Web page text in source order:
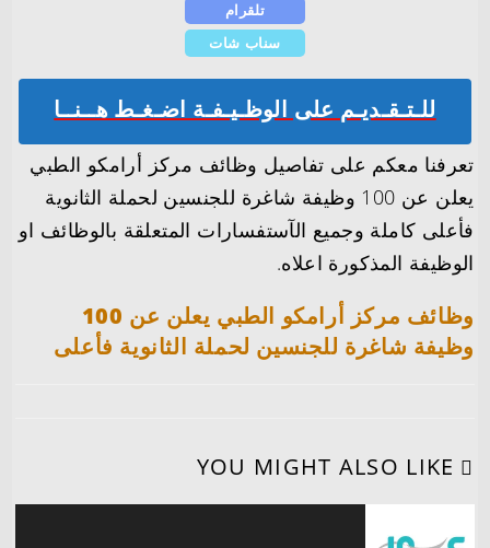
تلقرام
سناب شات
للـتـقـديـم على الوظـيـفـة اضـغـط هــنــا
تعرفنا معكم على تفاصيل وظائف مركز أرامكو الطبي
يعلن عن 100 وظيفة شاغرة للجنسين لحملة الثانوية
فأعلى كاملة وجميع الآستفسارات المتعلقة بالوظائف او
الوظيفة المذكورة اعلاه.
وظائف مركز أرامكو الطبي يعلن عن 100
وظيفة شاغرة للجنسين لحملة الثانوية فأعلى
YOU MIGHT ALSO LIKE